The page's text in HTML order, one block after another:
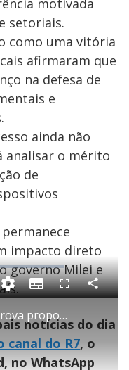
motivada
setoriais.
como uma vitória
afirmaram que
na defesa de
e
ainda não
analisar o mérito
de
impacto direto
governo Milei e
Senado da Argentina aprova proposta de redução da maioridade penal no país de 16 para 14 anos
S
u
b
i
t
l
s
F
l
s
c
r
e
e
n
C
o
i
l
a
notícias do dia
canal do R7, o
no WhatsApp